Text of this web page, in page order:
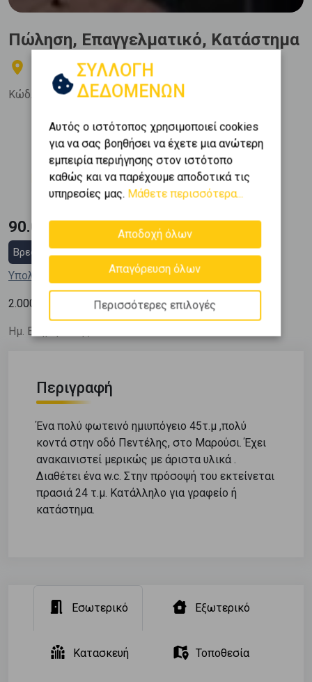
Πώληση, Επαγγελματικό, Κατάστημα
Μαρούσι - Κοκκινιά
Κώδ. Ακινήτου:524612
Όροφος
0 (Ημιυπόγειο)
Εμβαδόν
45 m2
Κατασκευή
1976
90.000 €
Βρες στεγαστικό δάνειο
Υπολόγισε τη δόση μου
2.000
Ημ. Ενημέρωσης: 03/06/26
Περιγραφή
Ένα πολύ φωτεινό ημιυπόγειο 45τ.μ ,πολύ
κοντά στην οδό Πεντέλης, στο Μαρούσι. Έχει
ανακαινιστεί μερικώς με άριστα υλικά .
Διαθέτει ένα w.c. Στην πρόσοψή του εκτείνεται
πρασιά 24 τ.μ. Κατάλληλο για γραφείο ή
κατάστημα.
Εσωτερικό Εξωτερικό
Κατασκευή Τοποθεσία
ΣΥΛΛΟΓΗ
ΔΕΔΟΜΕΝΩΝ
Αυτός ο ιστότοπος χρησιμοποιεί cookies
για να σας βοηθήσει να έχετε μια ανώτερη
εμπειρία περιήγησης στον ιστότοπο
καθώς και να παρέχουμε αποδοτικά τις
υπηρεσίες μας. Μάθετε περισσότερα...
Αποδοχή όλων
Απαγόρευση όλων
Περισσότερες επιλογές